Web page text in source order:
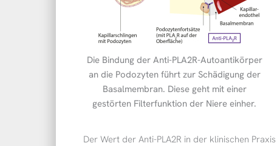
Die Bindung der Anti-PLA2R-Autoantikörper
an die Podozyten führt zur Schädigung der
Basalmembran. Diese geht mit einer
gestörten Filterfunktion der Niere einher.
Der Wert der Anti-PLA2R in der klinischen Praxis